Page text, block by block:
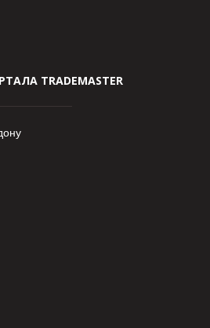
TRADEMASTER